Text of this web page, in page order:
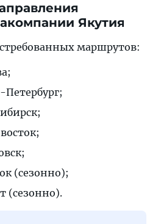
Якутия
маршрутов:
(сезонно);
(сезонно).